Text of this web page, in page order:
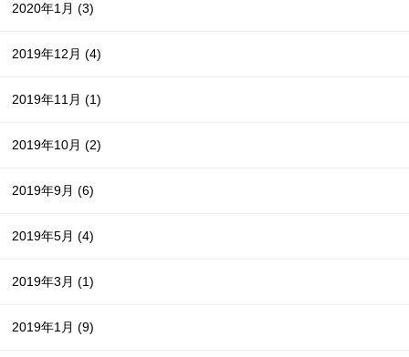
2020年1月(3)
2019年12月(4)
2019年11月(1)
2019年10月(2)
2019年9月(6)
2019年5月(4)
2019年3月(1)
2019年1月(9)